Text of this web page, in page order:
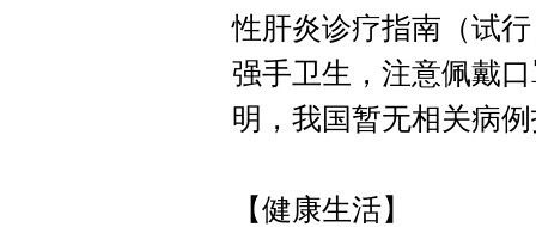
性肝炎诊疗指南（试
强手卫生，注意佩戴
明，我国暂无相关病
【健康生活】